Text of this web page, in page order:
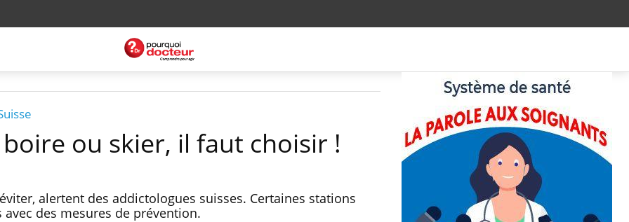
boire ou skier, il faut choisir !
alertent des addictologues suisses. Certaines stations
des mesures de prévention.